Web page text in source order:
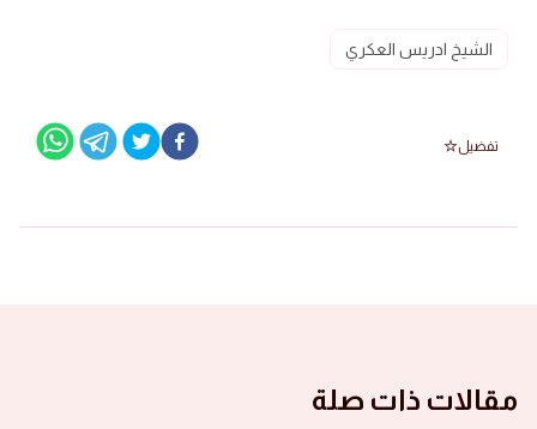
الشيخ ادريس العكري
تفضيل
مقالات ذات صلة